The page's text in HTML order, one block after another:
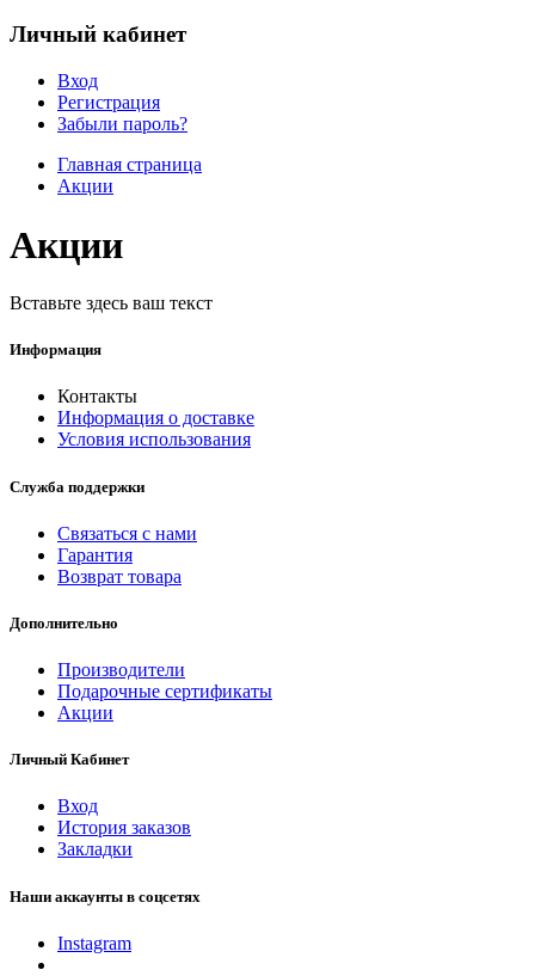
Личный кабинет
Вход
Регистрация
Забыли пароль?
Главная страница
Акции
Акции
Вставьте здесь ваш текст
Информация
Контакты
Информация о доставке
Условия использования
Служба поддержки
Связаться с нами
Гарантия
Возврат товара
Дополнительно
Производители
Подарочные сертификаты
Акции
Личный Кабинет
Вход
История заказов
Закладки
Наши аккаунты в соцсетях
Instagram